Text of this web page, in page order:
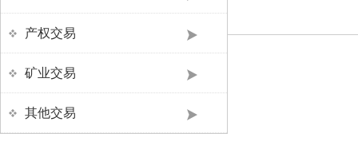
产权交易
矿业交易
其他交易